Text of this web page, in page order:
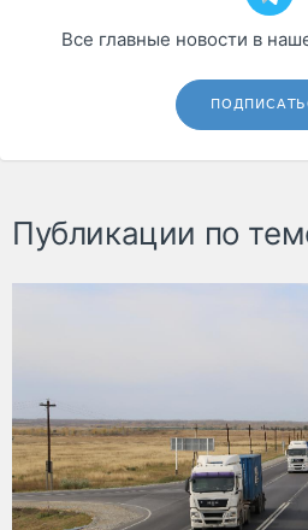
Все главные новости в
Публикации по